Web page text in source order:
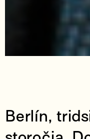
Berlín,